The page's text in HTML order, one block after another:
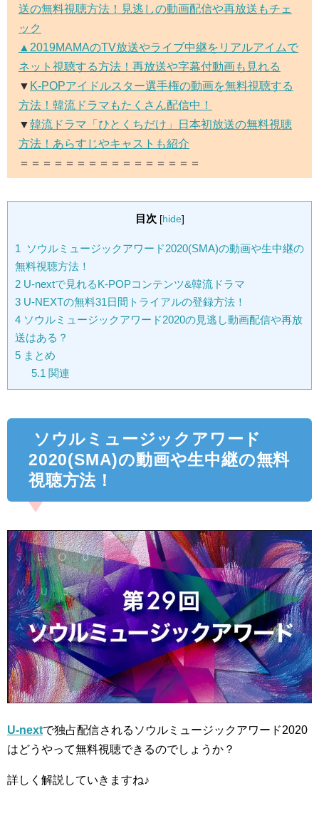
送の無料視聴方法！見逃しの動画配信や再放送もチェ
ック
▲2019MAMAのTV放送やライブ中継をリアルアイムで
ネット視聴する方法！再放送や字幕付動画も見れる
▼ K-POPアイドルスター選手権の動画を無料視聴する
方法！韓流ドラマもたくさん配信中！
▼韓流ドラマ「ひとくちだけ」日本初放送の無料視聴
方法！あらすじやキャストも紹介
＝＝＝＝＝＝＝＝＝＝＝＝＝＝＝＝
目次 [hide]
1 ソウルミュージックアワード2020(SMA)の動画や生中継の
無料視聴方法！
2 U-nextで見れるK-POPコンテンツ&韓流ドラマ
3 U-NEXTの無料31日間トライアルの登録方法！
4 ソウルミュージックアワード2020の見逃し動画配信や再放
送はある？
5 まとめ
5.1 関連
ソウルミュージックアワード
2020(SMA)の動画や生中継の無料
視聴方法！
U-nextで独占配信されるソウルミュージックアワード2020
はどうやって無料視聴できるのでしょうか？
詳しく解説していきますね♪